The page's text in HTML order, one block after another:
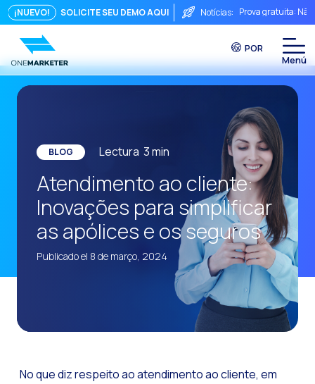
¡NUEVO! SOLICITE SEU DEMO AQUI Notícias: Prova gratuita:
Touchpoints: A
Do chat à
A conversa
Integrar não é
O ROI de uma
Conversational
WhatsApp não é
O fim do funil
Maximizando o
Como um sistema
Da Conversa à
Comércio
Funcionalidades-
POR
BLOG Lectura 3min
Atendimento ao cliente:
Inovações para simplificar
as apólices e os seguros
Publicado el 8 de março, 2024
No que diz respeito ao atendimento ao cliente, em